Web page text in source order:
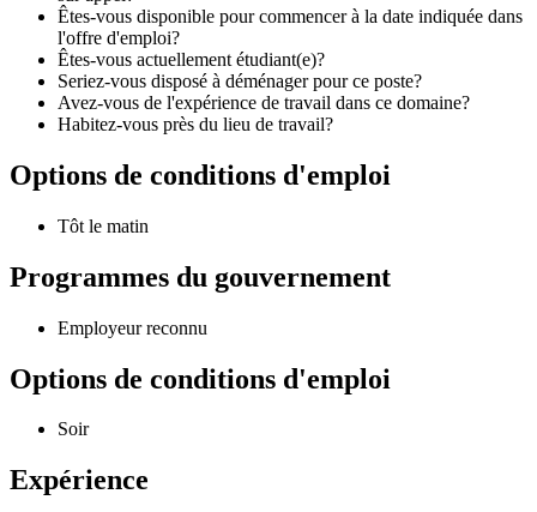
Êtes-vous disponible pour commencer à la date indiquée dans
l'offre d'emploi?
Êtes-vous actuellement étudiant(e)?
Seriez-vous disposé à déménager pour ce poste?
Avez-vous de l'expérience de travail dans ce domaine?
Habitez-vous près du lieu de travail?
Options de conditions d'emploi
Tôt le matin
Programmes du gouvernement
Employeur reconnu
Options de conditions d'emploi
Soir
Expérience